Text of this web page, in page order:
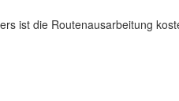
ist die Routenausarbeitung